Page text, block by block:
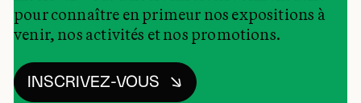
pour connaître en primeur nos expositions à
venir, nos activités et nos promotions.
INSCRIVEZ-VOUS